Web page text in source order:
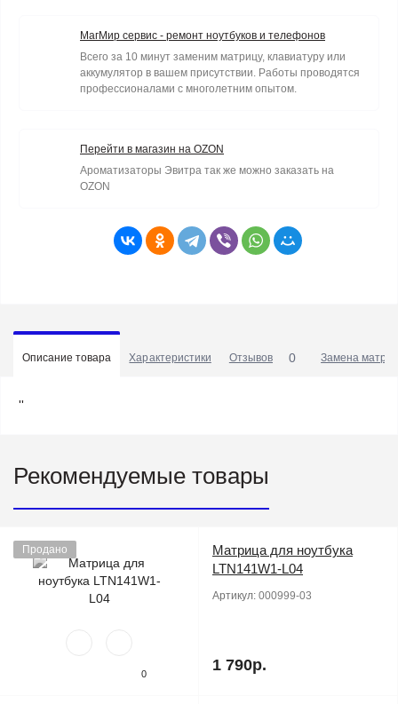
МагМир сервис - ремонт ноутбуков и телефонов
Всего за 10 минут заменим матрицу, клавиатуру или
аккумулятор в вашем присутствии. Работы проводятся
профессионалами с многолетним опытом.
Перейти в магазин на OZON
Ароматизаторы Эвитра так же можно заказать на
OZON
Описание товара Характеристики Отзывов 0 Замена
''
Рекомендуемые товары
Продано
0
Матрица для ноутбука
LTN141W1-L04
Артикул: 000999-03
1 790р.